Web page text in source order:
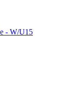
- W/U15